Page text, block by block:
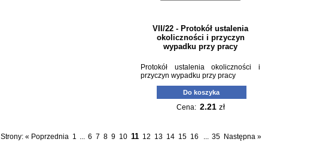
VII/22 - Protokół ustalenia
okoliczności i przyczyn
wypadku przy pracy
Protokół ustalenia okoliczności i
przyczyn wypadku przy pracy
Do koszyka
Cena: 2.21 zł
Strony: « Poprzednia 1 ... 6 7 8 9 10 11 12 13 14 15 16 ... 35 Następna »